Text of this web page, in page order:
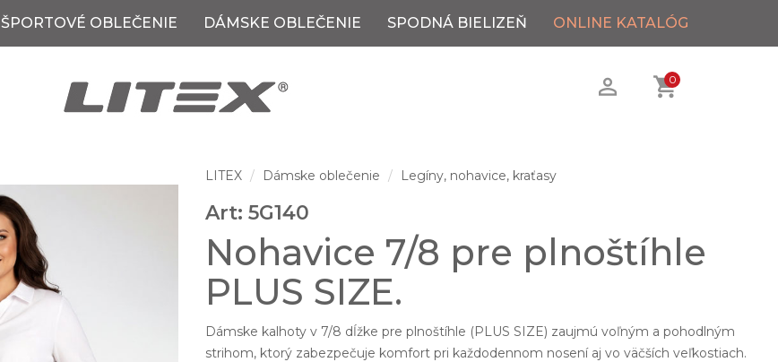
ŠPORTOVÉ OBLEČENIE DÁMSKE OBLEČENIE SPODNÁ BIELIZEŇ ONLINE KATALÓG
0
LITEX Dámske oblečenie Legíny, nohavice, kraťasy
Art: 5G140
Nohavice 7/8 pre plnoštíhle
PLUS SIZE.
Dámske kalhoty v 7/8 dĺžke pre plnoštíhle (PLUS SIZE) zaujmú voľným a pohodlným
strihom, ktorý zabezpečuje komfort pri každodennom nosení aj vo väčších veľkostiach.